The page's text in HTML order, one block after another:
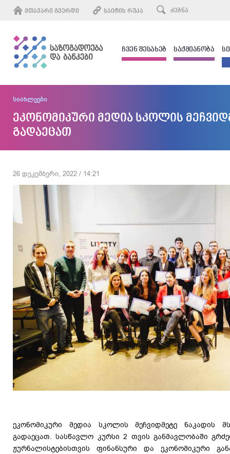
ᲛᲗᲐᲕᲐᲠᲘ ᲒᲕᲔᲠᲓᲘ ᲡᲐᲘᲢᲘᲡ ᲠᲣᲙᲐ
ᲩᲕᲔᲜ ᲨᲔᲡᲐᲮᲔᲑ ᲡᲐᲥᲛᲘᲐᲜᲝᲑᲐ
სიახლეები
ეკონომიკური მედია სკოლის
გადაეცათ
26 დეკემბერი, 2022 / 14:21
ეკონომიკური მედია სკოლის მეჩვიდმეტე ნაკადის
გადაეცათ. სასწავლო კურსი 2 თვის განმავლობაში
ჟურნალისტებისთვის ფინანსური და ეკონომიკური